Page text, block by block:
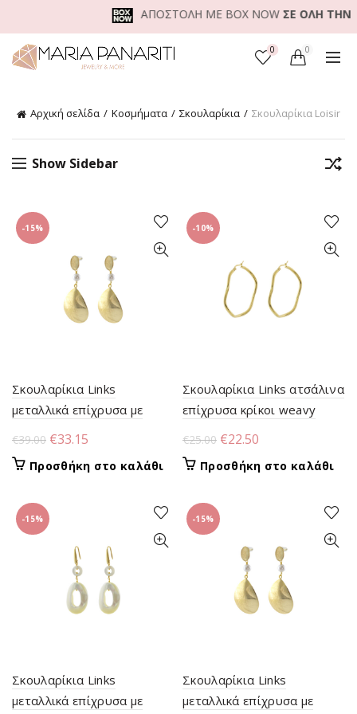
ΑΠΟΣΤΟΛΗ ΜΕ BOX NOWΣΕ ΟΛΗ ΤΗΝ
0 0
Αρχική σελίδα Κοσμήματα Σκουλαρίκια Σκουλαρίκια Loisir
Show Sidebar
-15%
Σκουλαρίκια Links
μεταλλικά επίχρυσα με
€39.00 Original
price
was:
€33.15
τρέχουσα
τιμή
Προσθήκη στο καλάθι
-10%
Σκουλαρίκια Links ατσάλινα
επίχρυσα κρίκοι weavy
€25.00 Original
price
was:
€22.50
τρέχουσα
τιμή
Προσθήκη στο καλάθι
-15%
Σκουλαρίκια Links
μεταλλικά επίχρυσα με
-15%
Σκουλαρίκια Links
μεταλλικά επίχρυσα με